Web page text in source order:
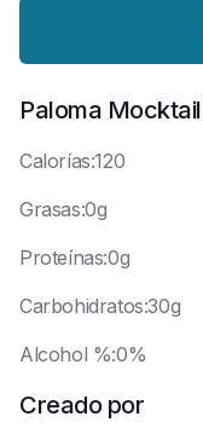
Paloma Mocktail
Calorías:120
Grasas:0g
Proteínas:0g
Carbohidratos:30g
Alcohol %:0%
Creado por